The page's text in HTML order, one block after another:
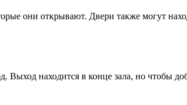
они открывают. Двери также могут
находится в конце зала, но чтобы